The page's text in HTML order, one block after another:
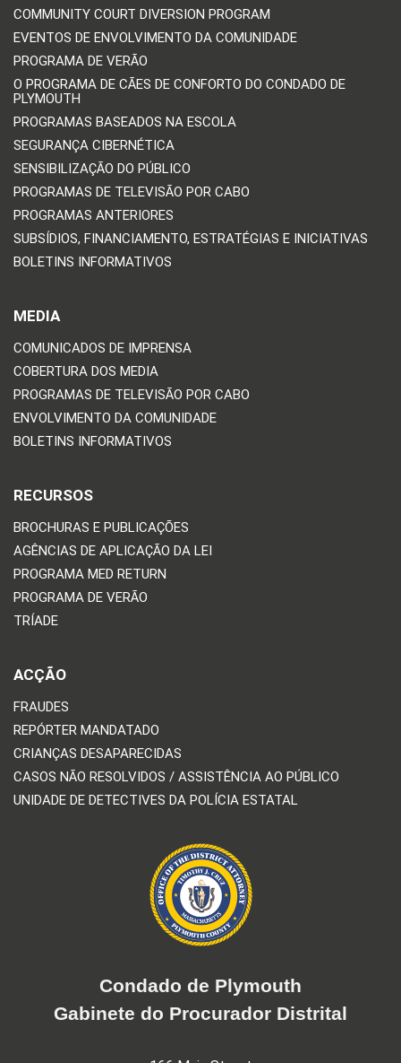
COMMUNITY COURT DIVERSION PROGRAM
EVENTOS DE ENVOLVIMENTO DA COMUNIDADE
PROGRAMA DE VERÃO
O PROGRAMA DE CÃES DE CONFORTO DO CONDADO DE
PLYMOUTH
PROGRAMAS BASEADOS NA ESCOLA
SEGURANÇA CIBERNÉTICA
SENSIBILIZAÇÃO DO PÚBLICO
PROGRAMAS DE TELEVISÃO POR CABO
PROGRAMAS ANTERIORES
SUBSÍDIOS, FINANCIAMENTO, ESTRATÉGIAS E INICIATIVAS
BOLETINS INFORMATIVOS
MEDIA
COMUNICADOS DE IMPRENSA
COBERTURA DOS MEDIA
PROGRAMAS DE TELEVISÃO POR CABO
ENVOLVIMENTO DA COMUNIDADE
BOLETINS INFORMATIVOS
RECURSOS
BROCHURAS E PUBLICAÇÕES
AGÊNCIAS DE APLICAÇÃO DA LEI
PROGRAMA MED RETURN
PROGRAMA DE VERÃO
TRÍADE
ACÇÃO
FRAUDES
REPÓRTER MANDATADO
CRIANÇAS DESAPARECIDAS
CASOS NÃO RESOLVIDOS / ASSISTÊNCIA AO PÚBLICO
UNIDADE DE DETECTIVES DA POLÍCIA ESTATAL
Condado de Plymouth
Gabinete do Procurador Distrital